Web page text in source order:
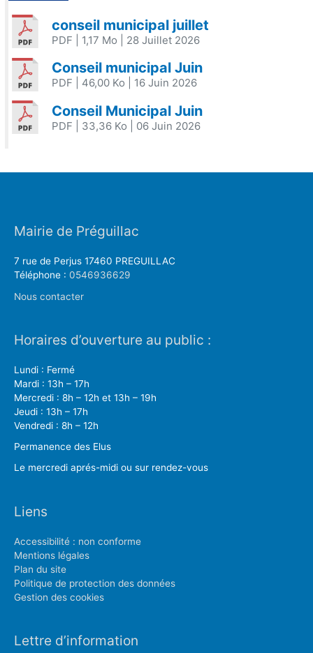
conseil municipal juillet
PDF | 1,17 Mo | 28 Juillet 2026
Conseil municipal Juin
PDF | 46,00 Ko | 16 Juin 2026
Conseil Municipal Juin
PDF | 33,36 Ko | 06 Juin 2026
Mairie de Préguillac
7 rue de Perjus 17460 PREGUILLAC
Téléphone : 0546936629
Nous contacter
Horaires d’ouverture au public :
Lundi : Fermé
Mardi : 13h – 17h
Mercredi : 8h – 12h et 13h – 19h
Jeudi : 13h – 17h
Vendredi : 8h – 12h
Permanence des Elus
Le mercredi aprés-midi ou sur rendez-vous
Liens
Accessibilité : non conforme
Mentions légales
Plan du site
Politique de protection des données
Gestion des cookies
Lettre d’information